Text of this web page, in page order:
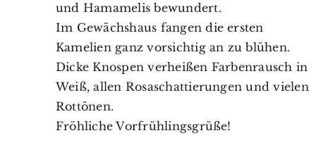
und Hamamelis bewundert.
Im Gewächshaus fangen die ersten
Kamelien ganz vorsichtig an zu blühen.
Dicke Knospen verheißen Farbenrausch in
Weiß, allen Rosaschattierungen und vielen
Rottönen.
Fröhliche Vorfrühlingsgrüße!